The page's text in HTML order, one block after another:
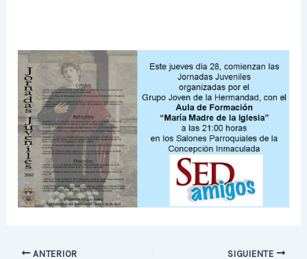
ANTERIOR SIGUIENTE